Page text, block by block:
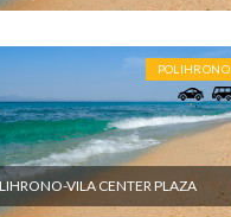
POLIHRONO
VILA CENTER PLAZA